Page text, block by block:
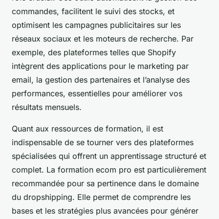
commandes, facilitent le suivi des stocks, et
optimisent les campagnes publicitaires sur les
réseaux sociaux et les moteurs de recherche. Par
exemple, des plateformes telles que Shopify
intègrent des applications pour le marketing par
email, la gestion des partenaires et l’analyse des
performances, essentielles pour améliorer vos
résultats mensuels.
Quant aux ressources de formation, il est
indispensable de se tourner vers des plateformes
spécialisées qui offrent un apprentissage structuré et
complet. La formation ecom pro est particulièrement
recommandée pour sa pertinence dans le domaine
du dropshipping. Elle permet de comprendre les
bases et les stratégies plus avancées pour générer